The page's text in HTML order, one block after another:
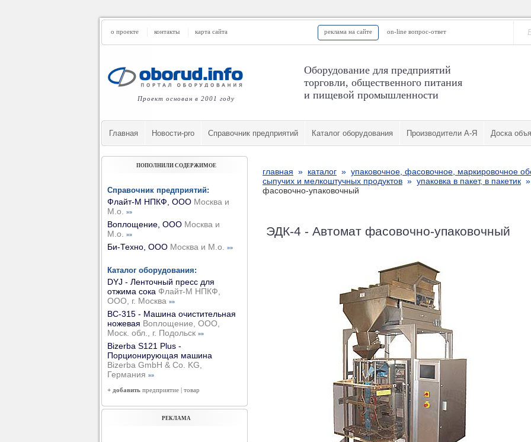
о проекте контакты карта сайта реклама на сайте on-line вопрос-ответ
Проект основан в 2001 году
Оборудование для предприятий
торговли, общественного питания
и пищевой промышленности
Главная Новости-pro Cправочник предприятий Каталог оборудования Производители А-Я Доска
главная » каталог » упаковочное, фасовочное, маркировочное
сыпучих и мелкоштучных продуктов » упаковка в пакет, в пакетик
фасовочно-упаковочный
ЭДК-4 - Автомат фасовочно-упаковочный
ПОПОЛНИЛИ СОДЕРЖИМОЕ
Справочник предприятий:
Флайт-М НПКФ, ООО Москва и
М.о.
»»
Воплощение, ООО Москва и
М.о.
»»
Би-Техно, ООО Москва и М.о. »»
Каталог оборудования:
DYJ - Ленточный пресс для
отжима сока Флайт-М НПКФ,
ООО, г. Москва »»
ВС-315 - Машина очистительная
ножевая Воплощение, ООО,
Моск. обл., г. Подольск »»
Bizerba S121 Plus -
Порционирующая машина
Bizerba GmbH & Co. KG,
Германия »»
+ добавить предприятие | товар
РЕКЛАМА